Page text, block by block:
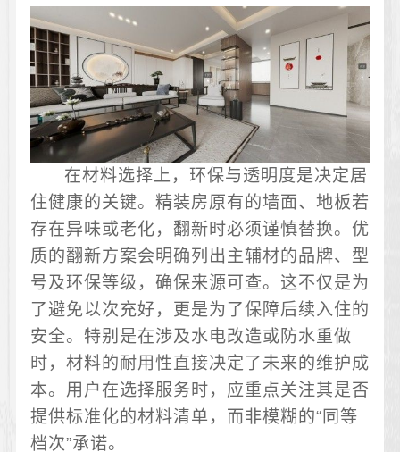
在材料选择上，环保与透明度是决定居
住健康的关键。精装房原有的墙面、地板若
存在异味或老化，翻新时必须谨慎替换。优
质的翻新方案会明确列出主辅材的品牌、型
号及环保等级，确保来源可查。这不仅是为
了避免以次充好，更是为了保障后续入住的
安全。特别是在涉及水电改造或防水重做
时，材料的耐用性直接决定了未来的维护成
本。用户在选择服务时，应重点关注其是否
提供标准化的材料清单，而非模糊的“同等
档次”承诺。